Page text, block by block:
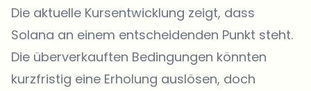
Die aktuelle Kursentwicklung zeigt, dass
Solana an einem entscheidenden Punkt steht.
Die überverkauften Bedingungen könnten
kurzfristig eine Erholung auslösen, doch